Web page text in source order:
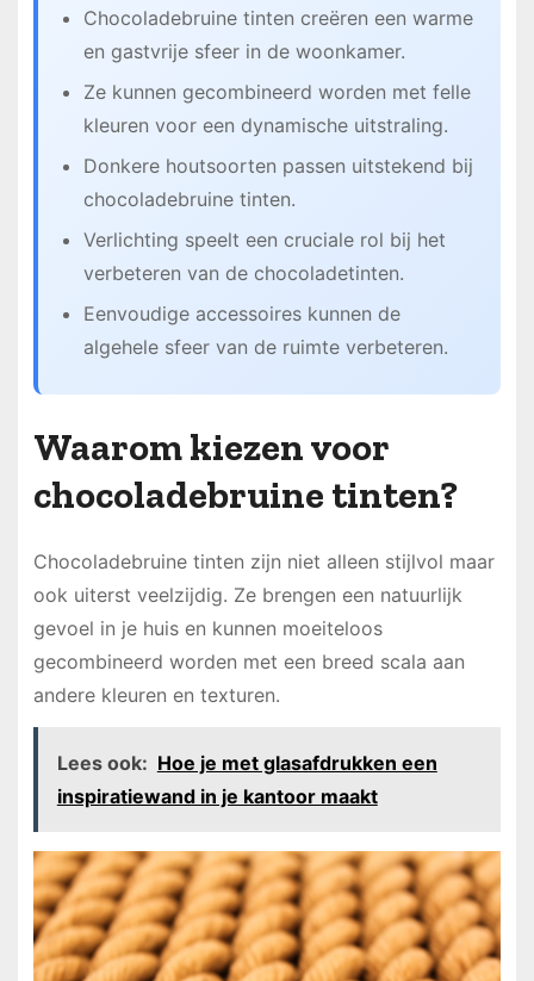
Chocoladebruine tinten creëren een warme
en gastvrije sfeer in de woonkamer.
Ze kunnen gecombineerd worden met felle
kleuren voor een dynamische uitstraling.
Donkere houtsoorten passen uitstekend bij
chocoladebruine tinten.
Verlichting speelt een cruciale rol bij het
verbeteren van de chocoladetinten.
Eenvoudige accessoires kunnen de
algehele sfeer van de ruimte verbeteren.
Waarom kiezen voor
chocoladebruine tinten?
Chocoladebruine tinten zijn niet alleen stijlvol maar
ook uiterst veelzijdig. Ze brengen een natuurlijk
gevoel in je huis en kunnen moeiteloos
gecombineerd worden met een breed scala aan
andere kleuren en texturen.
Lees ook: Hoe je met glasafdrukken een
inspiratiewand in je kantoor maakt